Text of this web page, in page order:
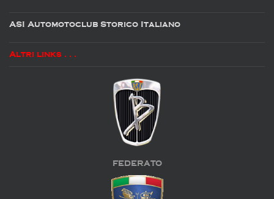
ASI Automotoclub Storico Italiano
Altri links . . .
FEDERATO